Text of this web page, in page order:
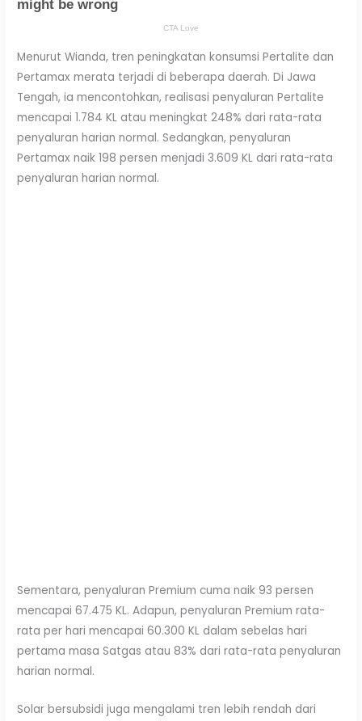
Menurut Wianda, tren peningkatan konsumsi Pertalite dan
Pertamax merata terjadi di beberapa daerah. Di Jawa
Tengah, ia mencontohkan, realisasi penyaluran Pertalite
mencapai 1.784 KL atau meningkat 248% dari rata-rata
penyaluran harian normal. Sedangkan, penyaluran
Pertamax naik 198 persen menjadi 3.609 KL dari rata-rata
penyaluran harian normal.
Sementara, penyaluran Premium cuma naik 93 persen
mencapai 67.475 KL. Adapun, penyaluran Premium rata-
rata per hari mencapai 60.300 KL dalam sebelas hari
pertama masa Satgas atau 83% dari rata-rata penyaluran
harian normal.
Solar bersubsidi juga mengalami tren lebih rendah dari